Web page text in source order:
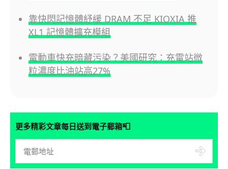
靠快閃記憶體紓緩 DRAM 不足 KIOXIA 推
XL1 記憶體擴充模組
電動車快充暗藏污染？美國研究：充電站微
粒濃度比油站高27%
更多精彩文章每日送到電子郵箱📮